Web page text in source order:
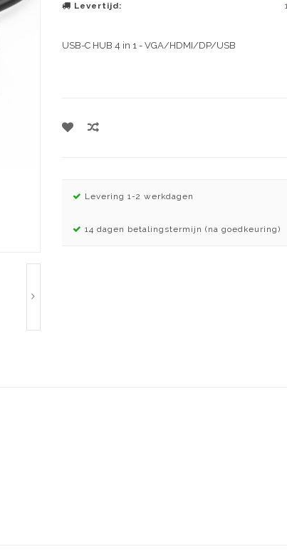
Levertijd:
USB-C HUB 4 in 1 - VGA/HDMI/DP/USB
Levering 1-2 werkdagen
14 dagen betalingstermijn (na goedkeuring)